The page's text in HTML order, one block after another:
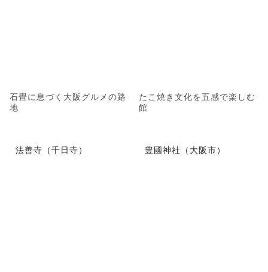
石畳に息づく大阪グルメの路
地
たこ焼き文化を五感で楽しむ
館
法善寺（千日寺） 豊國神社（大阪市）